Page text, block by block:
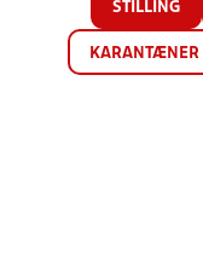
STILLING
KARANTÆNER